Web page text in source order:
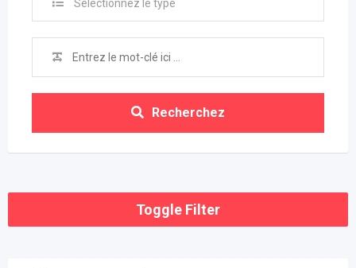
Sélectionnez le type
Recherchez
Toggle Filter